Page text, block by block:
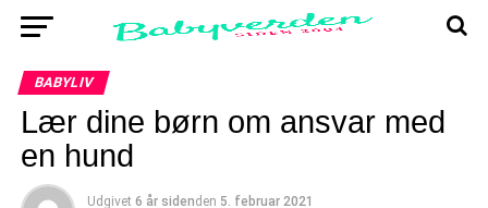
BABYLIV
Lær dine børn om ansvar med
en hund
Udgivet 6 år sidenden 5. februar 2021